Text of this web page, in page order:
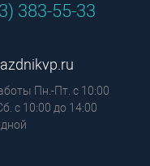
383-55-33
Пн.-Пт. с 10:00
с 10:00 до 14:00